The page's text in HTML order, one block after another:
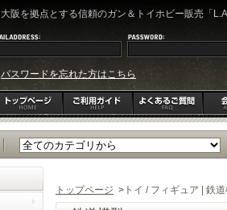
大阪を拠点とする信頼のガン＆トイホビー販売「
パスワードを忘れた方はこちら
トップページ > トイ / フィギュア | 鉄